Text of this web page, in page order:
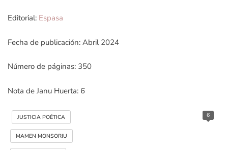
Editorial: Espasa
Fecha de publicación: Abril 2024
Número de páginas: 350
Nota de Janu Huerta: 6
6
JUSTICIA POÉTICA
MAMEN MONSORIU